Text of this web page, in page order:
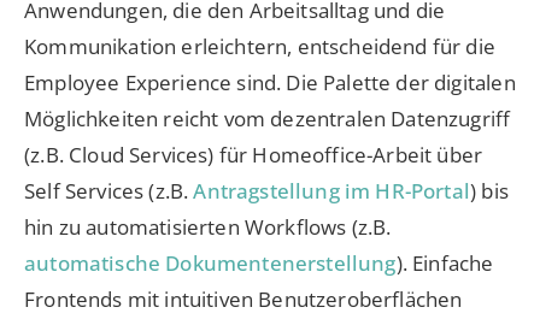
Anwendungen, die den Arbeitsalltag und die
Kommunikation erleichtern, entscheidend für die
Employee Experience sind. Die Palette der digitalen
Möglichkeiten reicht vom dezentralen Datenzugriff
(z.B. Cloud Services) für Homeoffice-Arbeit über
Self Services (z.B.Antragstellung im HR-Portal) bis
hin zu automatisierten Workflows (z.B.
automatische Dokumentenerstellung). Einfache
Frontends mit intuitiven Benutzeroberflächen